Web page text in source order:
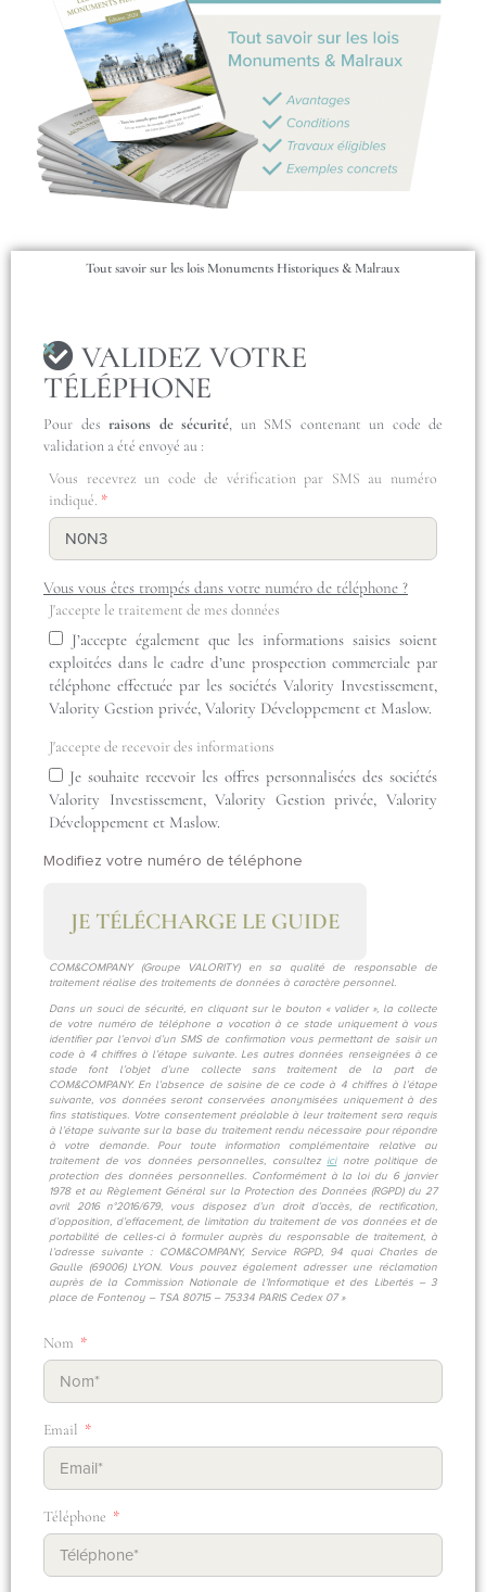
Tout savoir sur les lois Monuments Historiques & Malraux
VALIDEZ VOTRE
TÉLÉPHONE
Pour des raisons de sécurité, un SMS contenant un code de
validation a été envoyé au :
Vous recevrez un code de vérification par SMS au numéro
indiqué.
Vous vous êtes trompés dans votre numéro de téléphone ?
J'accepte le traitement de mes données
J’accepte également que les informations saisies soient
exploitées dans le cadre d’une prospection commerciale par
téléphone effectuée par les sociétés Valority Investissement,
Valority Gestion privée, Valority Développement et Maslow.
J'accepte de recevoir des informations
Je souhaite recevoir les offres personnalisées des sociétés
Valority Investissement, Valority Gestion privée, Valority
Développement et Maslow.
Modifiez votre numéro de téléphone
JE TÉLÉCHARGE LE GUIDE
COM&COMPANY (Groupe VALORITY) en sa qualité de responsable de
traitement réalise des traitements de données à caractère personnel.
Dans un souci de sécurité, en cliquant sur le bouton « valider », la collecte
de votre numéro de téléphone a vocation à ce stade uniquement à vous
identifier par l’envoi d’un SMS de confirmation vous permettant de saisir un
code à 4 chiffres à l’étape suivante. Les autres données renseignées à ce
stade font l’objet d’une collecte sans traitement de la part de
COM&COMPANY. En l’absence de saisine de ce code à 4 chiffres à l’étape
suivante, vos données seront conservées anonymisées uniquement à des
fins statistiques. Votre consentement préalable à leur traitement sera requis
à l’étape suivante sur la base du traitement rendu nécessaire pour répondre
à votre demande. Pour toute information complémentaire relative au
traitement de vos données personnelles, consultez icinotre politique de
protection des données personnelles. Conformément à la loi du 6 janvier
1978 et au Règlement Général sur la Protection des Données (RGPD) du 27
avril 2016 n°2016/679, vous disposez d’un droit d’accès, de rectification,
d’opposition, d’effacement, de limitation du traitement de vos données et de
portabilité de celles-ci à formuler auprès du responsable de traitement, à
l’adresse suivante : COM&COMPANY, Service RGPD, 94 quai Charles de
Gaulle (69006) LYON. Vous pouvez également adresser une réclamation
auprès de la Commission Nationale de l’Informatique et des Libertés – 3
place de Fontenoy – TSA 80715 – 75334 PARIS Cedex 07 »
Nom
Email
Téléphone